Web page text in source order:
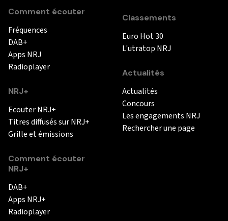
Comment écouter
Fréquences
DAB+
Apps NRJ
Radioplayer
NRJ+
Ecouter NRJ+
Titres diffusés sur NRJ+
Grille et émissions
Comment écouter
NRJ+
DAB+
Apps NRJ+
Radioplayer
Classements
Euro Hot 30
L'utratop NRJ
Actualités
Actualités
Concours
Les engagements NRJ
Rechercher une page